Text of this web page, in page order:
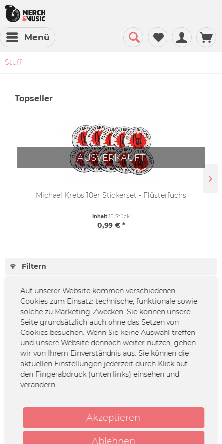
Menü
Stuff
Topseller
AUSVERKAUFT
Michael Krebs 10er Stickerset - Flüsterfuchs
Inhalt 10 Stück
0,99 € *
Filtern
Michael Krebs Songbook -
Michael Krebs Songbook -
Auf unserer Website kommen verschiedenen
Cookies zum Einsatz: technische, funktionale sowie
solche zu Marketing-Zwecken. Sie können unsere
Seite grundsätzlich auch ohne das Setzen von
Cookies besuchen. Wenn Sie keine Auswahl treffen
und unsere Website dennoch weiter nutzen, gehen
wir von Ihrem Einverständnis aus. Sie können die
aktuellen Einstellungen jederzeit durch Klick auf
den Fingerabdruck (unten links) einsehen und
verändern.
Akzeptieren
Ablehnen